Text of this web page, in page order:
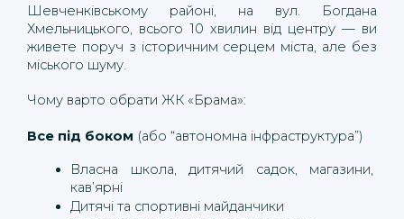
Шевченківському районі, на вул. Богдана
Хмельницького, всього 10 хвилин від центру — ви
живете поруч з історичним серцем міста, але без
міського шуму.
Чому варто обрати ЖК «Брама»:
Все під боком (або “автономна інфраструктура”)
Власна школа, дитячий садок, магазини,
кав’ярні
Дитячі та спортивні майданчики